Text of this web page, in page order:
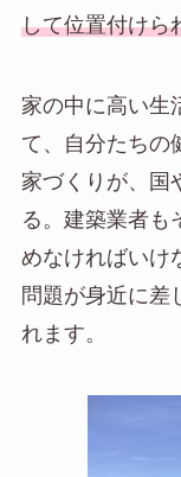
して位置付けら
家の中に高い生
て、自分たちの
家づくりが、国
る。建築業者も
めなければいけ
問題が身近に差
れます。